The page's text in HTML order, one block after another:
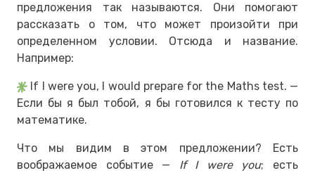
предложения так называются. Они помогают
рассказать о том, что может произойти при
определенном условии. Отсюда и название.
Например:
If I were you, I would prepare for the Maths test. —
Если бы я был тобой, я бы готовился к тесту по
математике.
Что мы видим в этом предложении? Есть
воображаемое событие — If I were you; есть